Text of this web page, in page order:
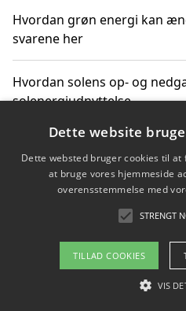
Hvordan grøn energi kan
svarene her
Hvordan solens op- og
solenergiudnyttelse
Hvordan du får svar på
vedvarende energikilder
Om / kontakt
Dette website
Dette websted bruger cookies til
at bruge vores hjemmeside
overensstemmelse med
STRENGT
TILLAD COOKIES
VIS